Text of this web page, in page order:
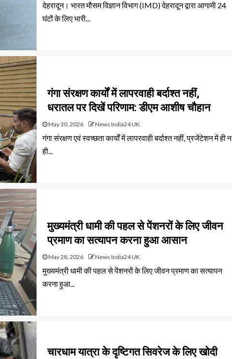
देहरादून। भारत मौसम विज्ञान विभाग (IMD) देहरादून द्वारा आगामी 24
घंटों के लिए भारी...
गंगा संरक्षण कार्यों में लापरवाही बर्दाश्त नहीं,
धरातल पर दिखें परिणाम: डीएम आशीष चौहान
May 30, 2026 News India24 UK
गंगा संरक्षण एवं स्वच्छता कार्यों में लापरवाही बर्दाश्त नहीं, प्रजेंटेशन में ही न
ही...
मुख्यमंत्री धामी की पहल से पेंशनरों के लिए जीवन
प्रमाण का सत्यापन करना हुआ आसान
May 28, 2026 News India24 UK
मुख्यमंत्री धामी की पहल से पेंशनरों के लिए जीवन प्रमाण का सत्यापन
करना हुआ...
चारधाम यात्रा के दृष्टिगत सिवरेज के लिए खोदी